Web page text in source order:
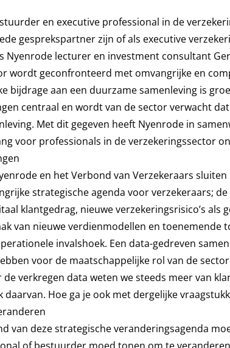
en executive professional in de
gesprekspartner zijn of als executive
Nyenrode lecturer en investment consultant
wordt geconfronteerd met omvangrijke en
bijdrage aan een duurzame samenleving is
centraal en wordt van de sector verwacht
Met dit gegeven heeft Nyenrode in
voor professionals in de verzekeringssector
en het Verbond van Verzekeraars
strategische agenda voor verzekeraars;
klantgedrag, nieuwe verzekeringsrisico’s
van nieuwe verdienmodellen en toenemende
invalshoek. Een data-gedreven
voor de maatschappelijke rol van de
verkregen data weten we steeds meer van
Hoe ga je ook met dergelijke
van deze strategische veranderingsagenda